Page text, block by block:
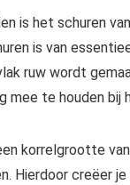
is het schuren
is van
ruw wordt
mee te houden bij
korrelgrootte
Hierdoor creëer